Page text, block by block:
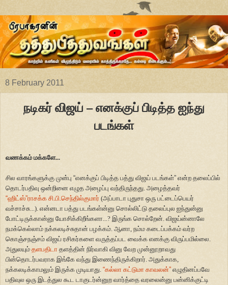
8 February 2011
நடிகர் விஜய் – எனக்குப் பிடித்த ஐந்து
படங்கள்
வணக்கம் மக்களே...
சில வாரங்களுக்கு முன்பு “எனக்குப் பிடித்த பத்து விஜய் படங்கள்” என்ற தலைப்பில்
தொடர்பதிவு ஒன்றினை எழுத அழைப்பு வந்திருந்தது. அழைத்தவர்
“ஹிட்ஸ்”ராசக்க சி.பி.செந்தில்குமார் (அப்பாடா புதுசா ஒரு பட்டைப்பெயர்
வச்சாச்சு...). என்னடா பத்து படங்கள்ன்னு சொல்லிட்டு தலைப்புல ஐந்துன்னு
போட்டிருக்கான்னு யோசிக்கிறீங்களா...? இருங்க சொல்றேன். விஜய்ன்னாலே
நமக்கெல்லாம் நக்கலடிச்சுதான் பழக்கம். ஆனா, நம்ம கடைப்பக்கம் வர்ற
கொஞ்சநஞ்சம் விஜய் ரசிகர்களை வருத்தப்பட வைக்க எனக்கு விருப்பமில்லை.
அதுலயும் தளபதிடா தளத்தின் நிர்வாகி வினு வேற முன்னூறாவது
பின்தொடர்பவராக இங்கே வந்து இணைந்திருக்கிறார். அதுக்காக,
நக்கலடிக்காமலும் இருக்க முடியாது. “கல்லா கட்டுமா காவலன்” எழுதினப்பவே
பதிவுல ஒரு இடத்துல கூட டாகுடர்ன்னுற வார்த்தை வரலைன்னு பன்னிக்குட்டி